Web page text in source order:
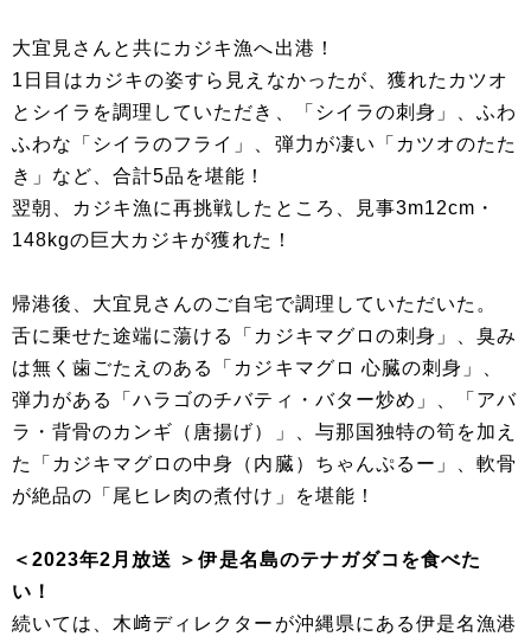
大宜見さんと共にカジキ漁へ出港！
1日目はカジキの姿すら見えなかったが、獲れたカツオ
とシイラを調理していただき、「シイラの刺身」、ふわ
ふわな「シイラのフライ」、弾力が凄い「カツオのたた
き」など、合計5品を堪能！
翌朝、カジキ漁に再挑戦したところ、見事3m12cm・
148kgの巨大カジキが獲れた！
帰港後、大宜見さんのご自宅で調理していただいた。
舌に乗せた途端に蕩ける「カジキマグロの刺身」、臭み
は無く歯ごたえのある「カジキマグロ 心臓の刺身」、
弾力がある「ハラゴのチバティ・バター炒め」、「アバ
ラ・背骨のカンギ（唐揚げ）」、与那国独特の筍を加え
た「カジキマグロの中身（内臓）ちゃんぷるー」、軟骨
が絶品の「尾ヒレ肉の煮付け」を堪能！
＜2023年2月放送 ＞伊是名島のテナガダコを食べた
い！
続いては、木﨑ディレクターが沖縄県にある伊是名漁港